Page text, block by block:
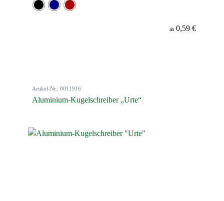
ab 0,59 €
Artikel-Nr.: 0011916
Aluminium-Kugelschreiber „Urte“